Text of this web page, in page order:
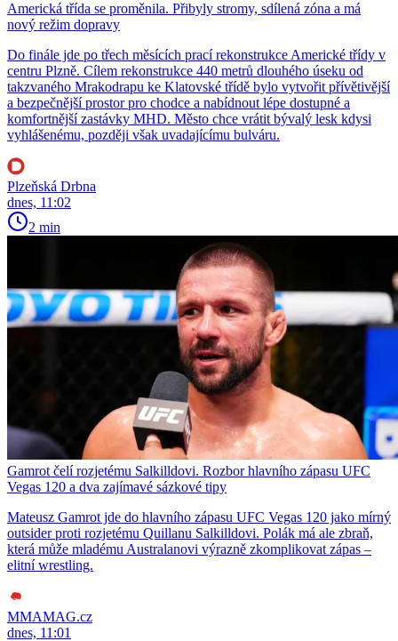
Americká třída se proměnila. Přibyly stromy, sdílená zóna a má
nový režim dopravy
Do finále jde po třech měsících prací rekonstrukce Americké třídy v
centru Plzně. Cílem rekonstrukce 440 metrů dlouhého úseku od
takzvaného Mrakodrapu ke Klatovské třídě bylo vytvořit přívětivější
a bezpečnější prostor pro chodce a nabídnout lépe dostupné a
komfortnější zastávky MHD. Město chce vrátit bývalý lesk kdysi
vyhlášenému, později však uvadajícímu bulváru.
Plzeňská Drbna
dnes, 11:02
2 min
Gamrot čelí rozjetému Salkilldovi. Rozbor hlavního zápasu UFC
Vegas 120 a dva zajímavé sázkové tipy
Mateusz Gamrot jde do hlavního zápasu UFC Vegas 120 jako mírný
outsider proti rozjetému Quillanu Salkilldovi. Polák má ale zbraň,
která může mladému Australanovi výrazně zkomplikovat zápas –
elitní wrestling.
MMAMAG.cz
dnes, 11:01